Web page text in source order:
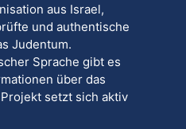
aus Israel,
und authentische
Judentum.
Sprache gibt es
über das
setzt sich aktiv